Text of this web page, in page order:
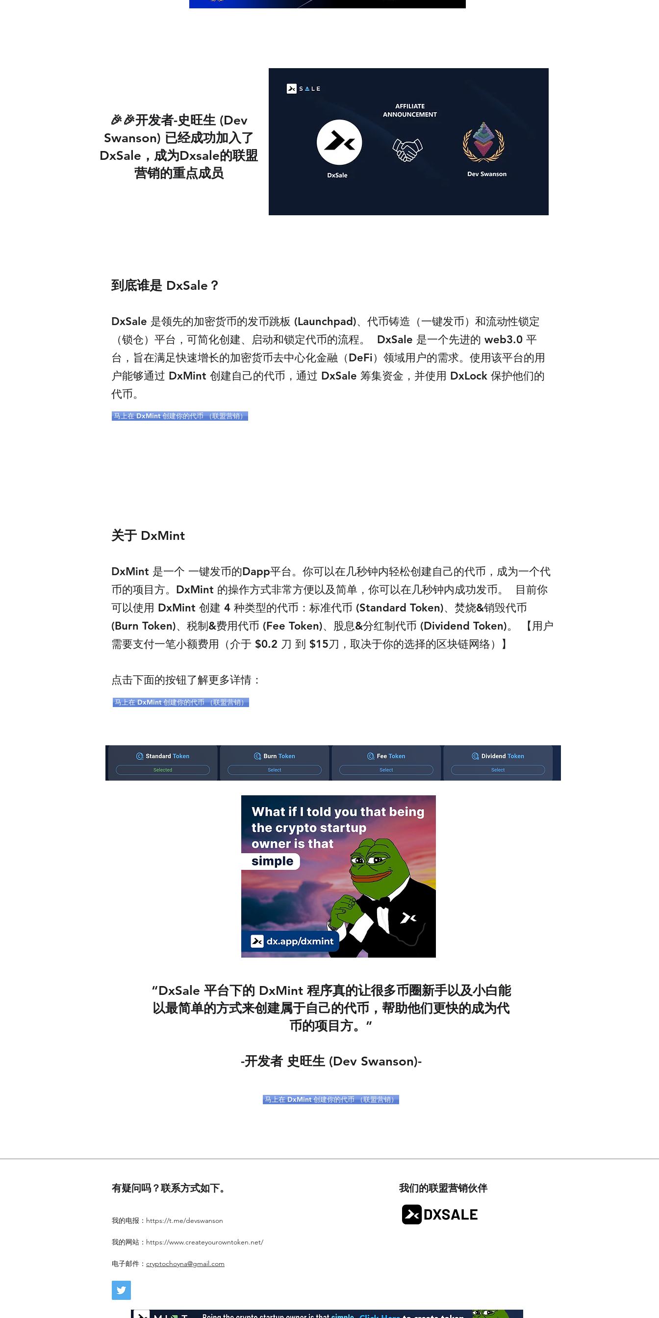
🎉🎉开发者-史旺生 (Dev
Swanson) 已经成功加入了
DxSale，成为Dxsale的联盟
营销的重点成员
到底谁是 DxSale？
DxSale 是领先的加密货币的发币跳板 (Launchpad)、代币铸造（一键发币）和流动性锁定
（锁仓）平台，可简化创建、启动和锁定代币的流程。 ​ DxSale 是一个先进的 web3.0 平
台，旨在满足快速增长的加密货币去中心化金融（DeFi）领域用户的需求。使用该平台的用
户能够通过 DxMint 创建自己的代币，通过 DxSale 筹集资金，并使用 DxLock 保护他们的
代币。
马上在 DxMint 创建你的代币 （联盟营销）
关于 DxMint
DxMint 是一个 一键发币的Dapp平台。你可以在几秒钟内轻松创建自己的代币，成为一个代
币的项目方。DxMint 的操作方式非常方便以及简单，你可以在几秒钟内成功发币。 ​ 目前你
可以使用 DxMint 创建 4 种类型的代币：标准代币 (Standard Token)、焚烧&销毁代币
(Burn Token)、税制&费用代币 (Fee Token)、股息&分红制代币 (Dividend Token)。 【用户
需要支付一笔小额费用（介于 $0.2 刀 到 $15刀，取决于你的选择的区块链网络）】
点击下面的按钮了解更多详情：
马上在 DxMint 创建你的代币 （联盟营销）
“DxSale 平台下的 DxMint 程序真的让很多币圈新手以及小白能
以最简单的方式来创建属于自己的代币，帮助他们更快的成为代
币的项目方。”
-开发者 史旺生 (Dev Swanson)-
马上在 DxMint 创建你的代币 （联盟营销）
有疑问吗？联系方式如下。
我的电报： https://t.me/devswanson
我的网站： https://www.createyourowntoken.net/
电子邮件： cryptochoyna@gmail.com
我们的联盟营销伙伴